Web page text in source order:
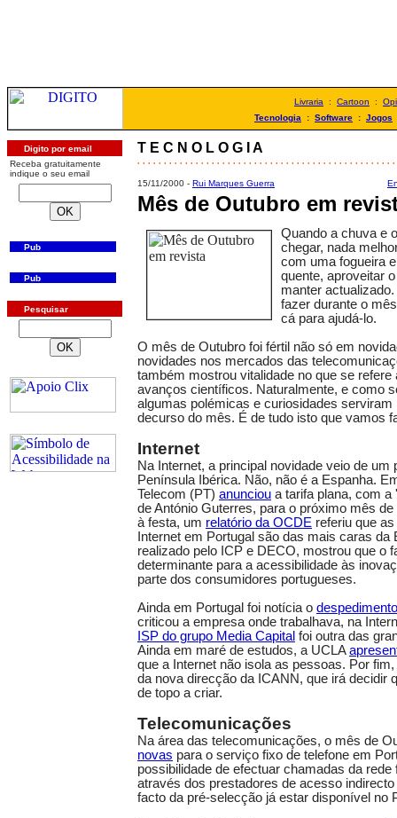
Livraria : Cartoon :
Tecnologia : Software : Jogos
Digito por email
Receba gratuitamente
indique o seu email
Pub
Pub
Pesquisar
T E C N O L O G I A
. . . . . . . . . . . . . . . . . . . . . . . . . . . . . . . . . . . . . . . . . . . . . . . .
15/11/2000 - Rui Marques Guerra
Mês de Outubro em
Quando a chuva e
chegar, nada
com uma fogueira
quente, aproveitar
manter
fazer durante o
cá para ajudá-lo.
O mês de Outubro foi fértil não só em
novidades nos mercados das
também mostrou vitalidade no que se
avanços científicos. Naturalmente, e como
algumas polémicas e curiosidades serviram
decurso do mês. É de tudo isto que vamos
Internet
Na Internet, a principal novidade veio de um
Península Ibérica. Não, não é a Espanha.
Telecom (PT) anunciou a tarifa plana, com
de António Guterres, para o próximo mês
à festa, um relatório da OCDE referiu que
Internet em Portugal são das mais caras
realizado pelo ICP e DECO, mostrou que o
determinante para a acessibilidade às
parte dos consumidores portugueses.
Ainda em Portugal foi notícia o despedimento
criticou a empresa onde trabalhava, na
ISP do grupo Media Capital foi outra das
Ainda em maré de estudos, a UCLA
que a Internet não isola as pessoas. Por
da nova direcção da ICANN, que irá decidir
de topo a criar.
Telecomunicações
Na área das telecomunicações, o mês de
novas para o serviço fixo de telefone em
possibilidade de efectuar chamadas da
através dos prestadores de acesso
facto da pré-selecção já estar disponível no